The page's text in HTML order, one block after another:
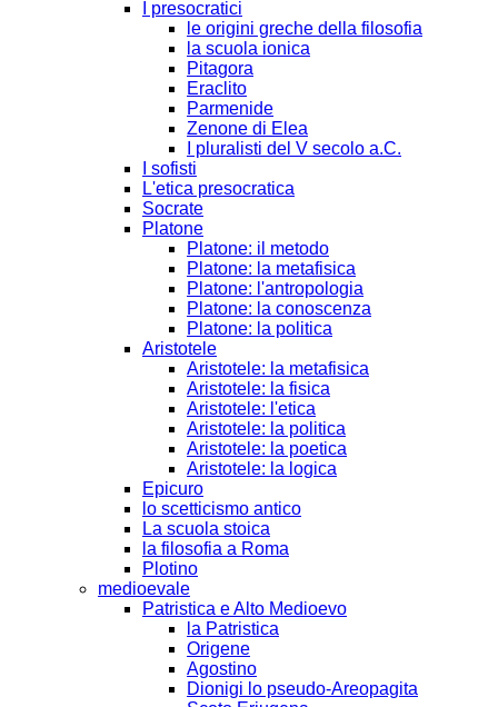
I presocratici
le origini greche della filosofia
la scuola ionica
Pitagora
Eraclito
Parmenide
Zenone di Elea
I pluralisti del V secolo a.C.
I sofisti
L'etica presocratica
Socrate
Platone
Platone: il metodo
Platone: la metafisica
Platone: l'antropologia
Platone: la conoscenza
Platone: la politica
Aristotele
Aristotele: la metafisica
Aristotele: la fisica
Aristotele: l'etica
Aristotele: la politica
Aristotele: la poetica
Aristotele: la logica
Epicuro
lo scetticismo antico
La scuola stoica
la filosofia a Roma
Plotino
medioevale
Patristica e Alto Medioevo
la Patristica
Origene
Agostino
Dionigi lo pseudo-Areopagita